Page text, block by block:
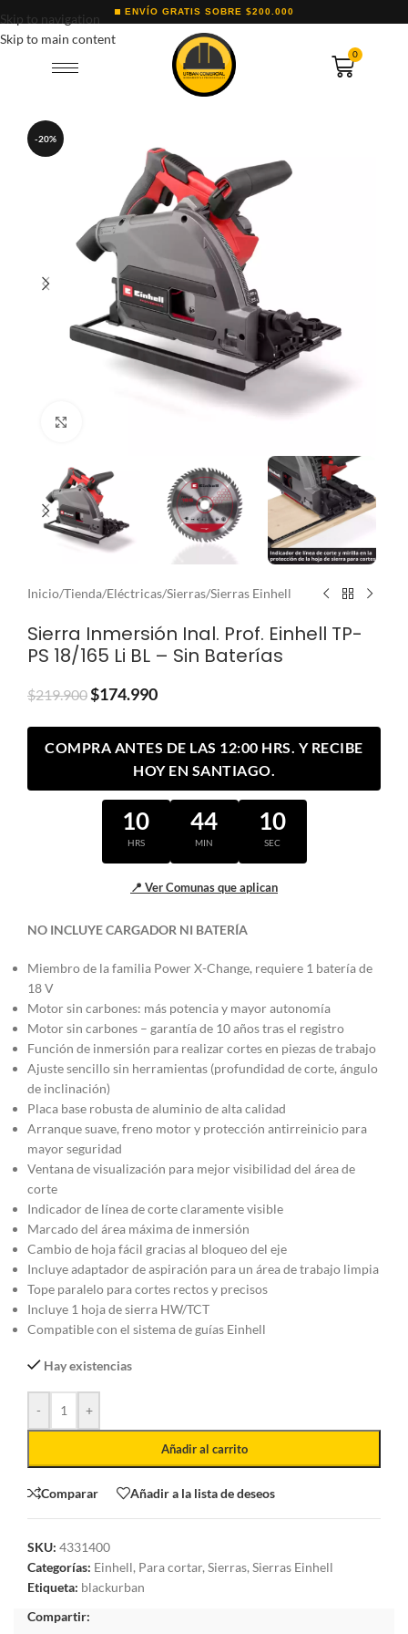
Skip to navigation
Skip to main content
ENVÍO GRATIS SOBRE $200.000
0
-20%
Inicio/Tienda/Eléctricas/Sierras/Sierras Einhell
Sierra Inmersión Inal. Prof. Einhell TP-
PS 18/165 Li BL – Sin Baterías
$219.900$174.990
COMPRA ANTES DE LAS 12:00 HRS. Y RECIBE
HOY EN SANTIAGO.
10
HRS
44
MIN
09
SEC
📍 Ver Comunas que aplican
NO INCLUYE CARGADOR NI BATERÍA
Miembro de la familia Power X-Change, requiere 1 batería de
18 V
Motor sin carbones: más potencia y mayor autonomía
Motor sin carbones – garantía de 10 años tras el registro
Función de inmersión para realizar cortes en piezas de trabajo
Ajuste sencillo sin herramientas (profundidad de corte, ángulo
de inclinación)
Placa base robusta de aluminio de alta calidad
Arranque suave, freno motor y protección antirreinicio para
mayor seguridad
Ventana de visualización para mejor visibilidad del área de
corte
Indicador de línea de corte claramente visible
Marcado del área máxima de inmersión
Cambio de hoja fácil gracias al bloqueo del eje
Incluye adaptador de aspiración para un área de trabajo limpia
Tope paralelo para cortes rectos y precisos
Incluye 1 hoja de sierra HW/TCT
Compatible con el sistema de guías Einhell
Hay existencias
- +
Añadir al carrito
Comparar Añadir a la lista de deseos
SKU: 4331400
Categorías: Einhell, Para cortar, Sierras, Sierras Einhell
Etiqueta: blackurban
Compartir: